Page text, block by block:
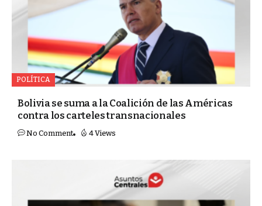
POLÍTICA
Bolivia se suma a la Coalición de las Américas
contra los carteles transnacionales
No Comment 4 Views